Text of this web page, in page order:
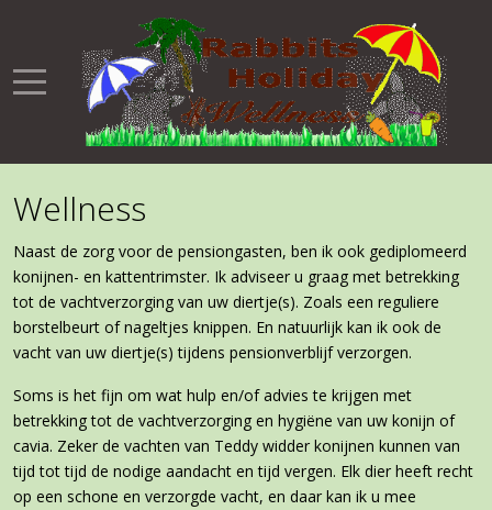
Wellness
Naast de zorg voor de pensiongasten, ben ik ook gediplomeerd
konijnen- en kattentrimster. Ik adviseer u graag met betrekking
tot de vachtverzorging van uw diertje(s). Zoals een reguliere
borstelbeurt of nageltjes knippen. En natuurlijk kan ik ook de
vacht van uw diertje(s) tijdens pensionverblijf verzorgen.
Soms is het fijn om wat hulp en/of advies te krijgen met
betrekking tot de vachtverzorging en hygiëne van uw konijn of
cavia. Zeker de vachten van Teddy widder konijnen kunnen van
tijd tot tijd de nodige aandacht en tijd vergen. Elk dier heeft recht
op een schone en verzorgde vacht, en daar kan ik u mee